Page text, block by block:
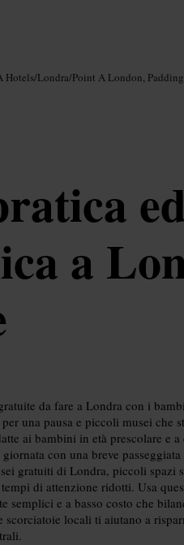
Hotels/Londra/Point A London,
a
da fare a Londra con i
una pausa e piccoli musei che
ai bambini in età prescolare e
con una breve
gratuiti di Londra, piccoli spazi
di attenzione ridotti. Usa
semplici e a basso costo che
locali ti aiutano a